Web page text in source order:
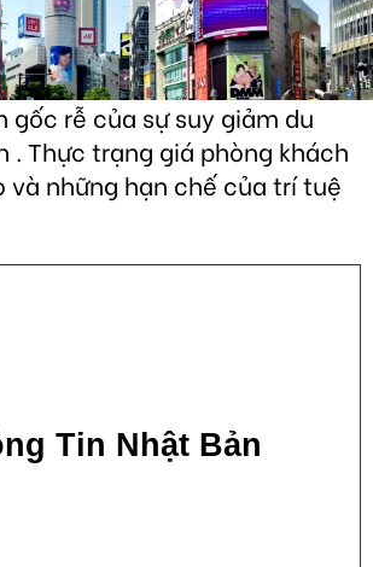
gốc rễ của sự suy giảm du
. Thực trạng giá phòng khách
và những hạn chế của trí tuệ
Tin Nhật Bản